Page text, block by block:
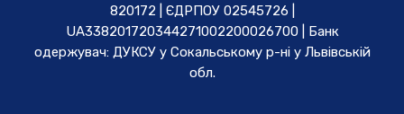
820172 | ЄДРПОУ 02545726 |
UA338201720344271002200026700 | Банк
одержувач: ДУКСУ у Cокальському р-ні у Львівській
обл.